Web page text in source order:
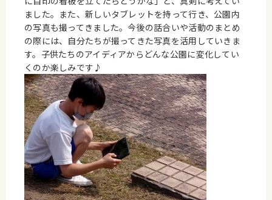
ました。また、新しいタブレットを持って行き、公園内
の写真も撮ってきました。今後の話合いや活動のまとめ
の際には、自分たちが撮ってきた写真を活用していきま
す。子供たちのアイディアからどんな公園に変化してい
くのか楽しみです♪